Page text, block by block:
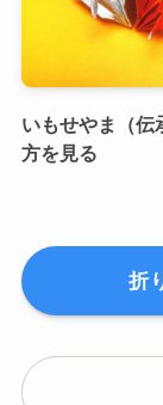
いもせやま（伝
方を見る
折